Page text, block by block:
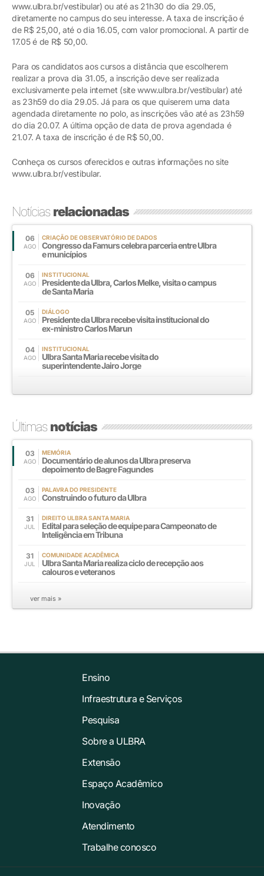
www.ulbra.br/vestibular) ou até as 21h30 do dia 29.05,
diretamente no campus do seu interesse. A taxa de inscrição é
de R$ 25,00, até o dia 16.05, com valor promocional. A partir de
17.05 é de R$ 50,00.
Para os candidatos aos cursos a distância que escolherem
realizar a prova dia 31.05, a inscrição deve ser realizada
exclusivamente pela internet (site www.ulbra.br/vestibular) até
as 23h59 do dia 29.05. Já para os que quiserem uma data
agendada diretamente no polo, as inscrições vão até as 23h59
do dia 20.07. A última opção de data de prova agendada é
21.07. A taxa de inscrição é de R$ 50,00.
Conheça os cursos oferecidos e outras informações no site
www.ulbra.br/vestibular.
Notíciasrelacionadas
06
AGO
CRIAÇÃO DE OBSERVATÓRIO DE DADOS
Congresso da Famurs celebra parceria entre Ulbra
e municípios
06
AGO
INSTITUCIONAL
Presidente da Ulbra, Carlos Melke, visita o campus
de Santa Maria
05
AGO
DIÁLOGO
Presidente da Ulbra recebe visita institucional do
ex-ministro Carlos Marun
04
AGO
INSTITUCIONAL
Ulbra Santa Maria recebe visita do
superintendente Jairo Jorge
Últimasnotícias
03
AGO
MEMÓRIA
Documentário de alunos da Ulbra preserva
depoimento de Bagre Fagundes
03
AGO
PALAVRA DO PRESIDENTE
Construindo o futuro da Ulbra
31
JUL
DIREITO ULBRA SANTA MARIA
Edital para seleção de equipe para Campeonato de
Inteligência em Tribuna
31
JUL
COMUNIDADE ACADÊMICA
Ulbra Santa Maria realiza ciclo de recepção aos
calouros e veteranos
ver mais »
Ensino
Infraestrutura e Serviços
Pesquisa
Sobre a ULBRA
Extensão
Espaço Acadêmico
Inovação
Atendimento
Trabalhe conosco